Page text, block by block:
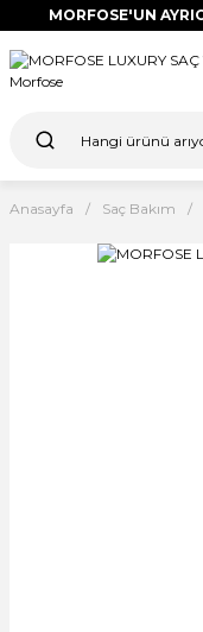
MORFOSE'UN
Anasayfa Saç Bakım